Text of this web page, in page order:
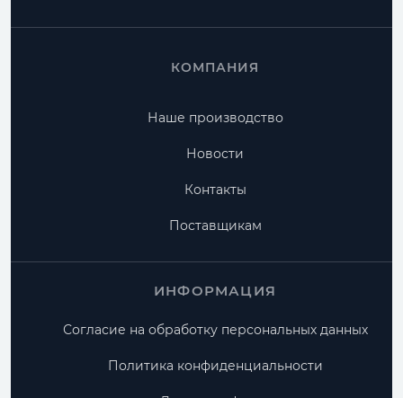
КОМПАНИЯ
Наше производство
Новости
Контакты
Поставщикам
ИНФОРМАЦИЯ
Согласие на обработку персональных данных
Политика конфиденциальности